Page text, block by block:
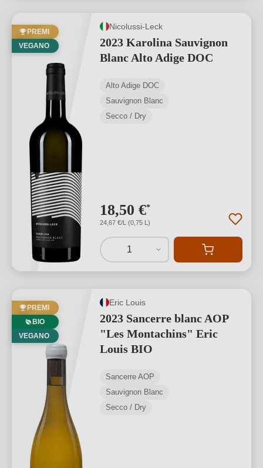
PREMI
VEGANO
Nicolussi-Leck
2023 Karolina Sauvignon
Blanc Alto Adige DOC
Alto Adige DOC
Sauvignon Blanc
Secco / Dry
18,50 €*
24,67 €/L (0,75 L)
1
PREMI
BIO
VEGANO
Eric Louis
2023 Sancerre blanc AOP
"Les Montachins" Eric
Louis BIO
Sancerre AOP
Sauvignon Blanc
Secco / Dry